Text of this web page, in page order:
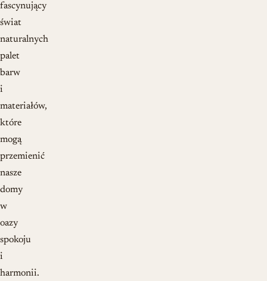
fascynujący
świat
naturalnych
palet
barw
i
materiałów,
które
mogą
przemienić
nasze
domy
w
oazy
spokoju
i
harmonii.